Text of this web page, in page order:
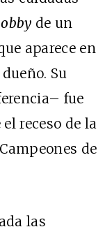
de un
aparece en
Su
fue
receso de la
de
las